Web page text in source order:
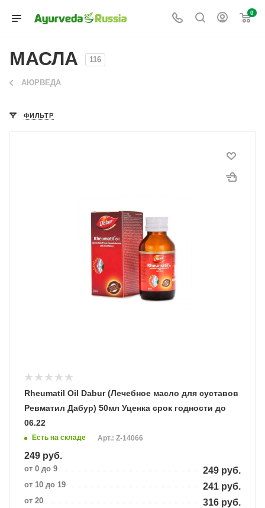
0
МАСЛА 116
АЮРВЕДА
ФИЛЬТР
Rheumatil Oil Dabur (Лечебное масло для суставов
Ревматил Дабур) 50мл Уценка срок годности до
06.22
Есть на складе Арт.: Z-14066
249 руб.
от 0 до 9 249 руб.
от 10 до 19 241 руб.
от 20 316 руб.